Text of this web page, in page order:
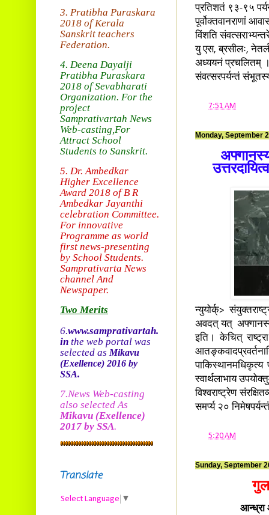
प्रतिशतं ९३-९५
पूर्वोक्तवानराणां
विंशति
यु एस, ब्रसीलः,
अध्ययनं प्रचलितम्
संवत्सरपर्यन्तं
7:51 AM
Monday, September
अफ्गानस्य
न्युयोर्क्>
अवदत् यत् अफ्गानस्य
इति। केचित्
स्वार्थलाभाय
विश्वराष्ट्रेण
समर्प्य २०
5:20 AM
Sunday, September
आन्ध्रा
3. Pratibha Puraskara
2018 ofKerala
Sanskrit teachers
Federation.
4. Deena Dayalji
Pratibha Puraskara
2018 of Sevabharati
Organization. For the
project
Samprativartah News
Web-casting,For
Attract School
Students to Sanskrit.
5. Dr. Ambedkar
Higher Excellence
Award 2018 of B R
Ambedkar Jayanthi
celebration Committee.
For innovative
Programme as world
first news-presenting
by School Students.
Samprativarta News
channel And
Newspaper.
Two Merits
6.www.samprativartah.
in the web portal was
selected asMikavu
(Exellence)2016 by
SSA.
7.News Web-casting
also selected As
Mikavu (Exellence)
2017 by SSA.
Translate
Select Language ▼